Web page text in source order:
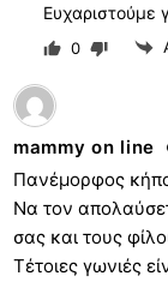
Ευχαριστούμε
0
mammy on line
Πανέμορφος
Να τον
σας και τους
Τέτοιες γωνιές